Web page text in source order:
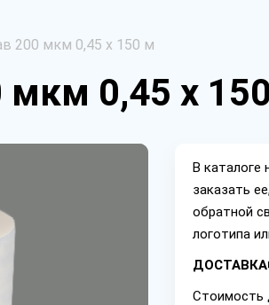
200 мкм 0,45 х 150 м
0,45 х
В каталоге
заказать
обратной
логотипа
Стоимость